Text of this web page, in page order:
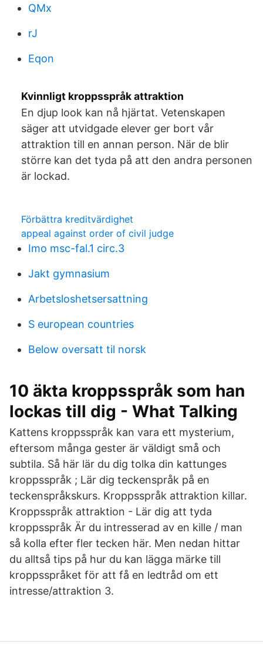
QMx
rJ
Eqon
Kvinnligt kroppsspråk attraktion
En djup look kan nå hjärtat. Vetenskapen
säger att utvidgade elever ger bort vår
attraktion till en annan person. När de blir
större kan det tyda på att den andra personen
är lockad.
Förbättra kreditvärdighet
appeal against order of civil judge
Imo msc-fal.1 circ.3
Jakt gymnasium
Arbetsloshetsersattning
S european countries
Below oversatt til norsk
10 äkta kroppsspråk som han
lockas till dig - What Talking
Kattens kroppsspråk kan vara ett mysterium,
eftersom många gester är väldigt små och
subtila. Så här lär du dig tolka din kattunges
kroppsspråk ; Lär dig teckenspråk på en
teckenspråkskurs. Kroppsspråk attraktion killar.
Kroppsspråk attraktion - Lär dig att tyda
kroppsspråk Är du intresserad av en kille / man
så kolla efter fler tecken här. Men nedan hittar
du alltså tips på hur du kan lägga märke till
kroppsspråket för att få en ledtråd om ett
intresse/attraktion 3.